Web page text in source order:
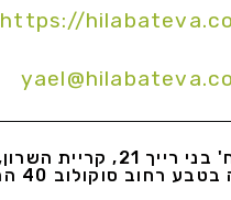
https://
קריית השרון, נתניה
רחוב סוקולוב 40 הרצליה